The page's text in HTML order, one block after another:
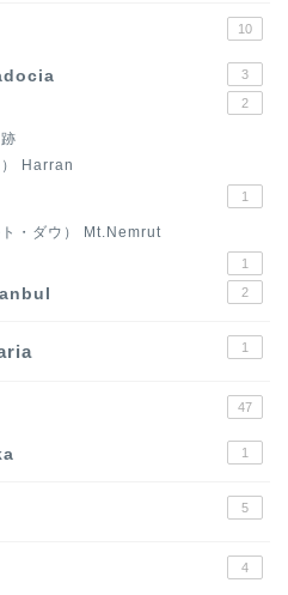
10
3
2
Harran
1
・ダウ） Mt.Nemrut
1
2
1
47
1
5
4